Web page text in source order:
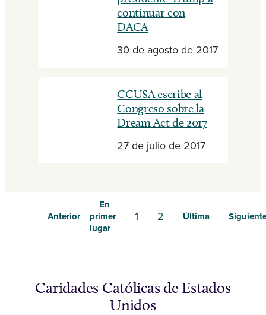
continuar con
DACA
30 de agosto de 2017
CCUSA escribe al
Congreso sobre la
Dream Act de 2017
27 de julio de 2017
Anterior
En
primer
lugar
1 2 Última
Caridades Católicas de Estados
Unidos